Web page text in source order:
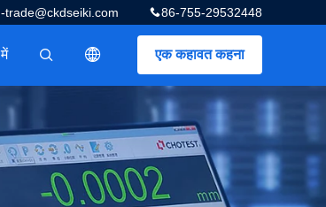
86-755-29532448
trade@ckdseiki.com
एक कहावत कहना